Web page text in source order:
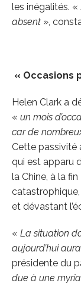
les inégalités. «
absent »,
« Occasions
Helen Clark a
« un mois
car de
Cette passivité
qui est apparu
la Chine, à la
et dévastant
« La situation
aujourd’hui
présidente du
due à une